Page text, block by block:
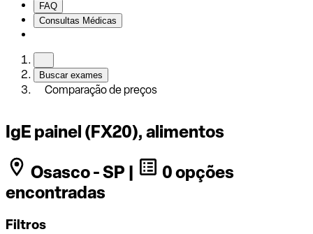
FAQ
Consultas Médicas
Buscar exames
Comparação de preços
IgE painel (FX20), alimentos
Osasco - SP |
0 opções
encontradas
Filtros